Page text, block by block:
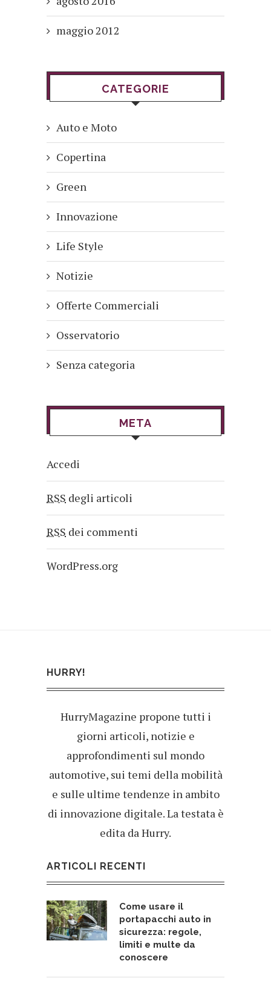
maggio 2012
CATEGORIE
Auto e Moto
Copertina
Green
Innovazione
Life Style
Notizie
Offerte Commerciali
Osservatorio
Senza categoria
META
Accedi
RSS degli articoli
RSS dei commenti
WordPress.org
HURRY!
HurryMagazine propone tutti i
giorni articoli, notizie e
approfondimenti sul mondo
automotive, sui temi della mobilità
e sulle ultime tendenze in ambito
di innovazione digitale. La testata è
edita da Hurry.
ARTICOLI RECENTI
Come usare il
portapacchi auto in
sicurezza: regole,
limiti e multe da
conoscere